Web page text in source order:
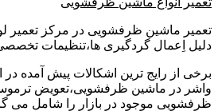
تعمیر ماشین ظرفشویی در مرکز تعمیر
دلیل اِعمال گردگیری ها،تنظیمات
برخی از رایج ترین اشکالات پیش
واشر در ماشین ظرفشویی،تعویض
ظرفشویی موجود در بازار را شامل می